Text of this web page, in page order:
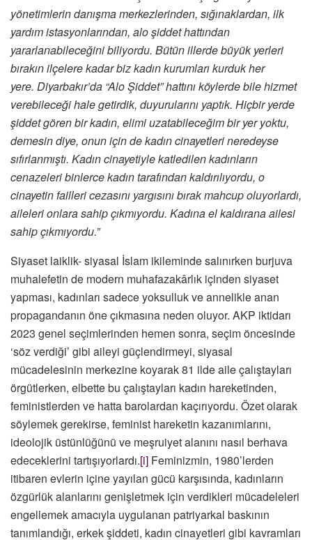
yönetimlerin danışma merkezlerinden, sığınaklardan, ilk
yardım istasyonlarından, alo şiddet hattından
yararlanabileceğini biliyordu. Bütün illerde büyük yerleri
bırakın ilçelere kadar biz kadın kurumları kurduk her
yere. Diyarbakır’da “Alo Şiddet” hattını köylerde bile hizmet
verebileceği hale getirdik, duyurularını yaptık. Hiçbir yerde
şiddet gören bir kadın, elimi uzatabileceğim bir yer yoktu,
demesin diye, onun için de kadın cinayetleri neredeyse
sıfırlanmıştı. Kadın cinayetiyle katledilen kadınların
cenazeleri binlerce kadın tarafından kaldırılıyordu, o
cinayetin failleri cezasını yargısını bırak mahcup oluyorlardı,
aileleri onlara sahip çıkmıyordu. Kadına el kaldırana ailesi
sahip çıkmıyordu.”
Siyaset laiklik- siyasal İslam ikileminde salınırken burjuva
muhalefetin de modern muhafazakârlık içinden siyaset
yapması, kadınları sadece yoksulluk ve annelikle anan
propagandanın öne çıkmasına neden oluyor. AKP iktidarı
2023 genel seçimlerinden hemen sonra, seçim öncesinde
‘söz verdiği’ gibi aileyi güçlendirmeyi, siyasal
mücadelesinin merkezine koyarak 81 ilde aile çalıştayları
örgütlerken, elbette bu çalıştayları kadın hareketinden,
feministlerden ve hatta barolardan kaçırıyordu. Özet olarak
söylemek gerekirse, feminist hareketin kazanımlarını,
ideolojik üstünlüğünü ve meşruiyet alanını nasıl berhava
edeceklerini tartışıyorlardı.[i] Feminizmin, 1980’lerden
itibaren evlerin içine yayılan gücü karşısında, kadınların
özgürlük alanlarını genişletmek için verdikleri mücadeleleri
engellemek amacıyla uygulanan patriyarkal baskının
tanımlandığı, erkek şiddeti, kadın cinayetleri gibi kavramları